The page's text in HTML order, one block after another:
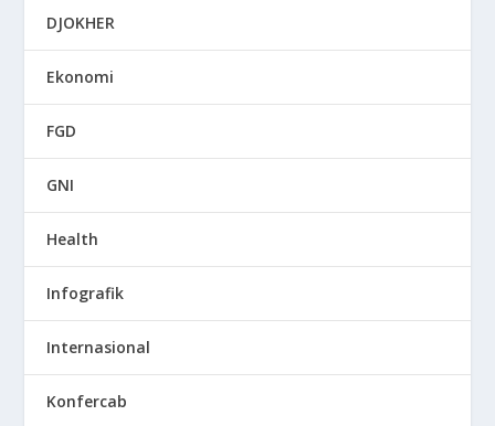
DJOKHER
Ekonomi
FGD
GNI
Health
Infografik
Internasional
Konfercab